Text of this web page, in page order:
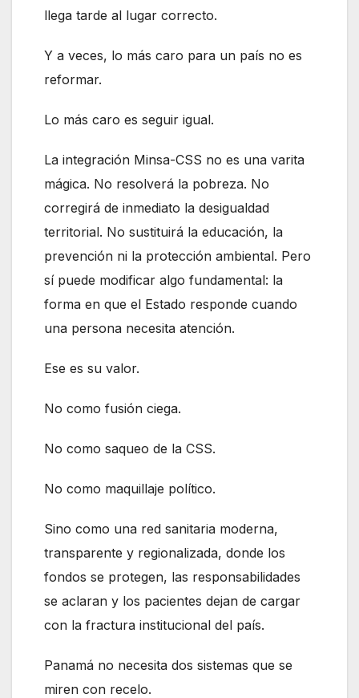
llega tarde al lugar correcto.
Y a veces, lo más caro para un país no es
reformar.
Lo más caro es seguir igual.
La integración Minsa-CSS no es una varita
mágica. No resolverá la pobreza. No
corregirá de inmediato la desigualdad
territorial. No sustituirá la educación, la
prevención ni la protección ambiental. Pero
sí puede modificar algo fundamental: la
forma en que el Estado responde cuando
una persona necesita atención.
Ese es su valor.
No como fusión ciega.
No como saqueo de la CSS.
No como maquillaje político.
Sino como una red sanitaria moderna,
transparente y regionalizada, donde los
fondos se protegen, las responsabilidades
se aclaran y los pacientes dejan de cargar
con la fractura institucional del país.
Panamá no necesita dos sistemas que se
miren con recelo.